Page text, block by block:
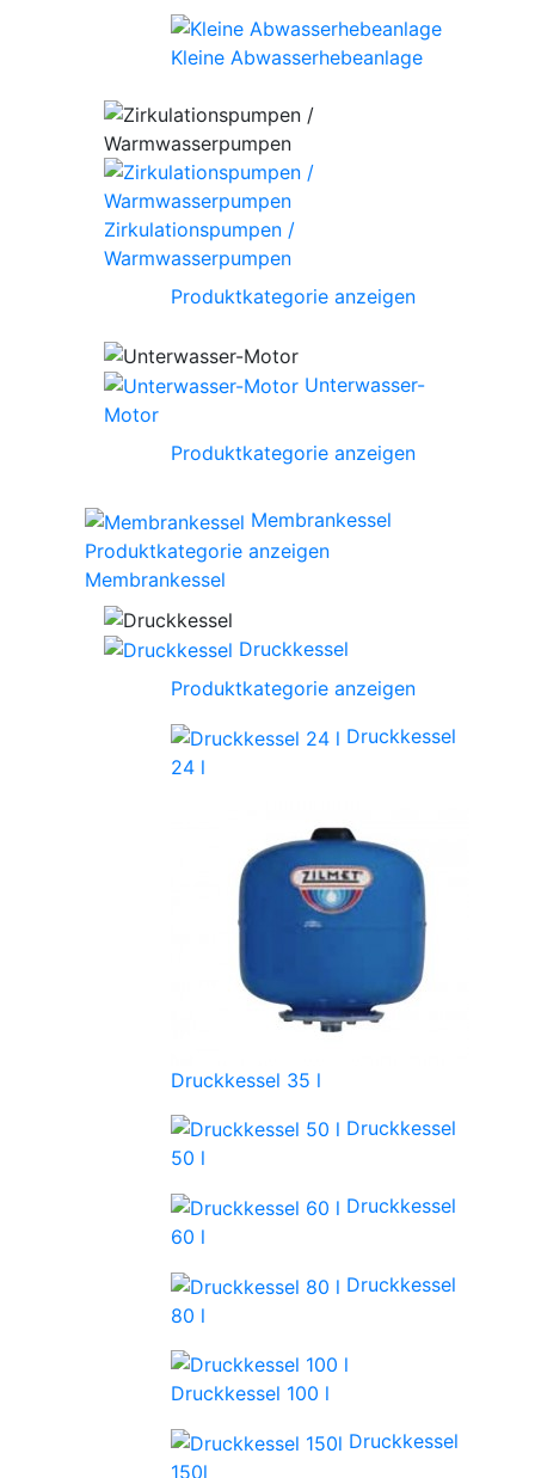
Kleine Abwasserhebeanlage
Zirkulationspumpen /
Warmwasserpumpen
Produktkategorie anzeigen
Unterwasser-
Motor
Produktkategorie anzeigen
Membrankessel
Produktkategorie anzeigen
Membrankessel
Druckkessel
Produktkategorie anzeigen
Druckkessel
24 l
Druckkessel 35 l
Druckkessel
50 l
Druckkessel
60 l
Druckkessel
80 l
Druckkessel 100 l
Druckkessel
150l